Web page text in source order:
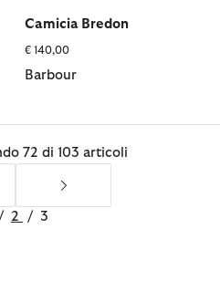
Camicia Bredon
€ 140,00
Barbour
72 di 103 articoli
/ 2 / 3